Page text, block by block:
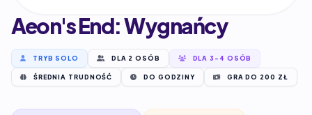
Aeon's End: Wygnańcy
TRYB SOLO DLA 2 OSÓB DLA 3-4 OSÓB
ŚREDNIA TRUDNOŚĆ DO GODZINY GRA DO 200 ZŁ